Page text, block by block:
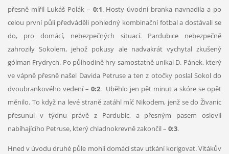
přesně mířil Lukáš Polák – 0:1. Hosty úvodní branka navnadila a po
celou první půli předváděli pohledný kombinační fotbal a dostávali se
do, pro domácí, nebezpečných situací. Pardubice nebezpečně
zahrozily Sokolem, jehož pokusy ale nadvakrát vychytal zkušený
gólman Frydrych. Po půlhodině hry samostatně unikal D. Pánek, který
ve vápně přesně našel Davida Petruse a ten z otočky poslal Sokol do
dvoubrankového vedení – 0:2. Uběhlo jen pět minut a skóre se opět
měnilo. To když na levé straně zatáhl míč Nikodem, jenž se do Živanic
přesunul v týdnu právě z Pardubic, a přesným pasem oslovil
nabíhajícího Petruse, který chladnokrevně zakončil – 0:3.
Hned v úvodu druhé půle mohli domácí stav utkání korigovat. Vitákův